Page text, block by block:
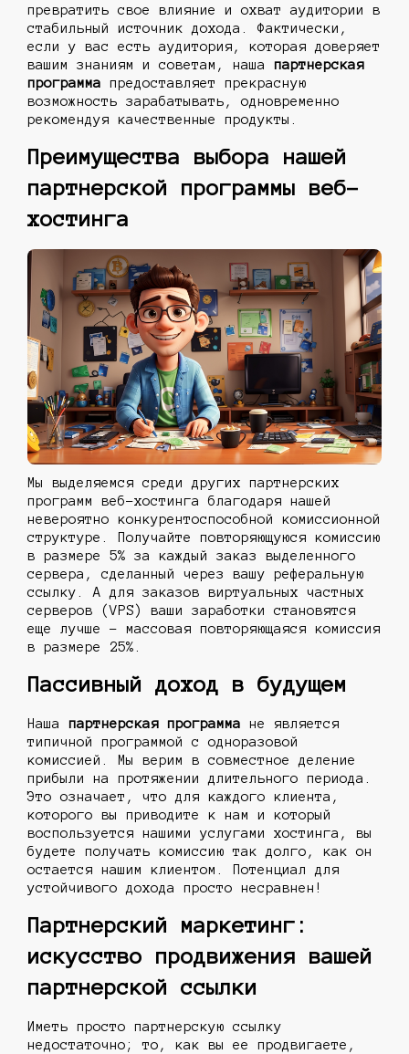
превратить свое влияние и охват аудитории в
стабильный источник дохода. Фактически,
если у вас есть аудитория, которая доверяет
вашим знаниям и советам, наша партнерская
программа предоставляет прекрасную
возможность зарабатывать, одновременно
рекомендуя качественные продукты.
Преимущества выбора нашей
партнерской программы веб-
хостинга
Мы выделяемся среди других партнерских
программ веб-хостинга благодаря нашей
невероятно конкурентоспособной комиссионной
структуре. Получайте повторяющуюся комиссию
в размере 5% за каждый заказ выделенного
сервера, сделанный через вашу реферальную
ссылку. А для заказов виртуальных частных
серверов (VPS) ваши заработки становятся
еще лучше - массовая повторяющаяся комиссия
в размере 25%.
Пассивный доход в будущем
Наша партнерская программа не является
типичной программой с одноразовой
комиссией. Мы верим в совместное деление
прибыли на протяжении длительного периода.
Это означает, что для каждого клиента,
которого вы приводите к нам и который
воспользуется нашими услугами хостинга, вы
будете получать комиссию так долго, как он
остается нашим клиентом. Потенциал для
устойчивого дохода просто несравнен!
Партнерский маркетинг:
искусство продвижения вашей
партнерской ссылки
Иметь просто партнерскую ссылку
недостаточно; то, как вы ее продвигаете,